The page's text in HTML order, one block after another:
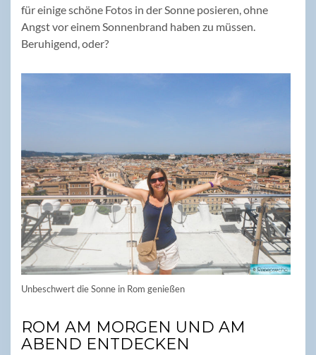
für einige schöne Fotos in der Sonne posieren, ohne
Angst vor einem Sonnenbrand haben zu müssen.
Beruhigend, oder?
Unbeschwert die Sonne in Rom genießen
ROM AM MORGEN UND AM
ABEND ENTDECKEN